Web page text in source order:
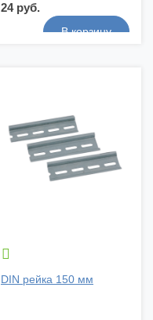
24 руб.

DIN рейка 150 мм